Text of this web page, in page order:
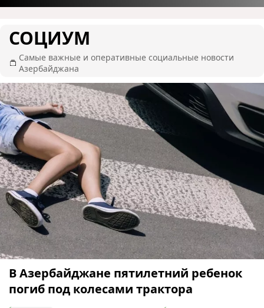
СОЦИУМ
Самые важные и оперативные социальные новости
Азербайджана
В Азербайджане пятилетний ребенок
погиб под колесами трактора